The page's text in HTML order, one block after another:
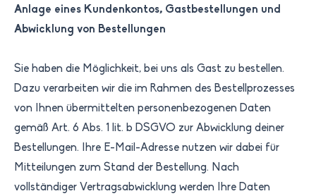
Anlage eines Kundenkontos, Gastbestellungen und
Abwicklung von Bestellungen
Sie haben die Möglichkeit, bei uns als Gast zu bestellen.
Dazu verarbeiten wir die im Rahmen des Bestellprozesses
von Ihnen übermittelten personenbezogenen Daten
gemäß Art. 6 Abs. 1 lit. b DSGVO zur Abwicklung deiner
Bestellungen. Ihre E-Mail-Adresse nutzen wir dabei für
Mitteilungen zum Stand der Bestellung. Nach
vollständiger Vertragsabwicklung werden Ihre Daten